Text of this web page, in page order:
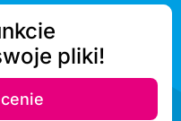
pliki!